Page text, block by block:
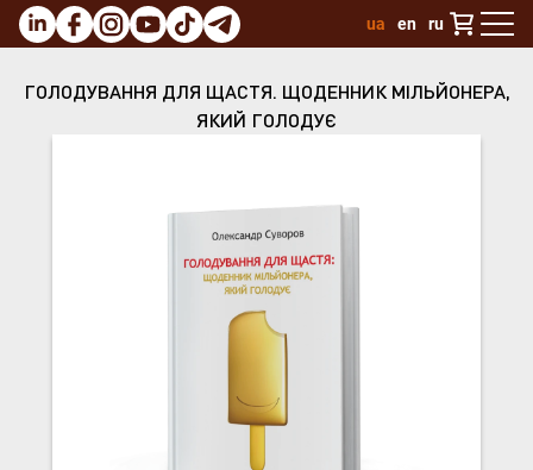
ua en ru
ГОЛОДУВАННЯ ДЛЯ ЩАСТЯ. ЩОДЕННИК МІЛЬЙОНЕРА,
ЯКИЙ ГОЛОДУЄ